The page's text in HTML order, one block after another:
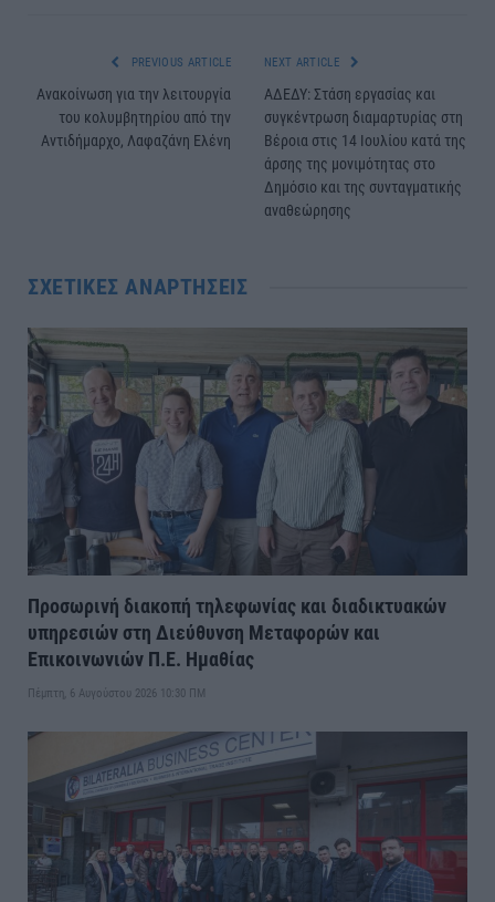
PREVIOUS ARTICLE
Ανακοίνωση για την λειτουργία
του κολυμβητηρίου από την
Αντιδήμαρχο, Λαφαζάνη Ελένη
NEXT ARTICLE
ΑΔΕΔΥ: Στάση εργασίας και
συγκέντρωση διαμαρτυρίας στη
Βέροια στις 14 Ιουλίου κατά της
άρσης της μονιμότητας στο
Δημόσιο και της συνταγματικής
αναθεώρησης
ΣΧΕΤΙΚΈΣ ΑΝΑΡΤΉΣΕΙΣ
Προσωρινή διακοπή τηλεφωνίας και διαδικτυακών
υπηρεσιών στη Διεύθυνση Μεταφορών και
Επικοινωνιών Π.Ε. Ημαθίας
Πέμπτη, 6 Αυγούστου 2026 10:30 ΠΜ